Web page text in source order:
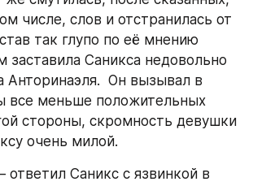
числе, слов и отстранилась от
так глупо по её мнению
заставила Саникса недовольно
Анторинаэля.  Он вызывал в
все меньше положительных
стороны, скромность девушки
очень милой.
Саникс с язвинкой в